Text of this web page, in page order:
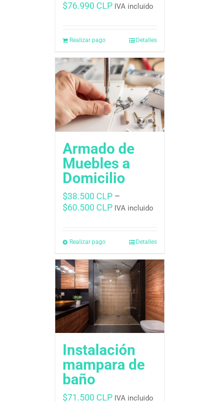
$76.990 CLP IVA incluido
Realizar pago Detalles
Armado de
Muebles a
Domicilio
$38.500 CLP–
$60.500 CLP IVA incluido
Realizar pago Detalles
Instalación
mampara de
baño
$71.500 CLP IVA incluido